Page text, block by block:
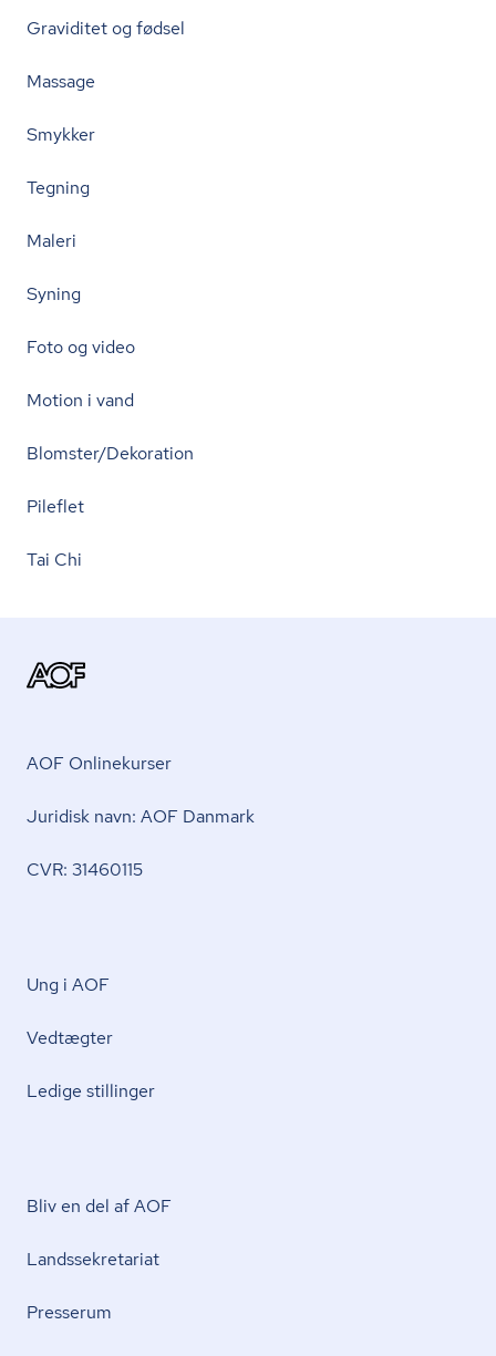
Graviditet og fødsel
Massage
Smykker
Tegning
Maleri
Syning
Foto og video
Motion i vand
Blomster/Dekoration
Pileflet
Tai Chi
AOF Onlinekurser
Juridisk navn: AOF Danmark
CVR: 31460115
Ung i AOF
Vedtægter
Ledige stillinger
Bliv en del af AOF
Lands­se­kre­ta­ri­at
Presserum